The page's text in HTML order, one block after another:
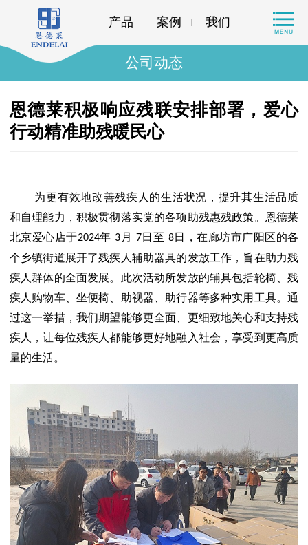
产品 案例 我们
公司动态
恩德莱积极响应残联安排部署，爱心
行动精准助残暖民心
为更有效地改善残疾人的生活状况，提升其生活品质
和自理能力，积极贯彻落实党的各项助残惠残政策。恩德莱
北京爱心店于2024年 3 月 7日至 8日，在廊坊市广阳区的各
个乡镇街道展开了残疾人辅助器具的发放工作，旨在助力残
疾人群体的全面发展。此次活动所发放的辅具包括轮椅、残
疾人购物车、坐便椅、助视器、助行器等多种实用工具。通
过这一举措，我们期望能够更全面、更细致地关心和支持残
疾人，让每位残疾人都能够更好地融入社会，享受到更高质
量的生活。